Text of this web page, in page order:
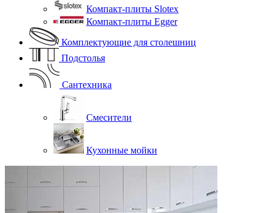
Компакт-плиты Slotex
Компакт-плиты Egger
Комплектующие для столешниц
Подстолья
Сантехника
Смесители
Кухонные мойки